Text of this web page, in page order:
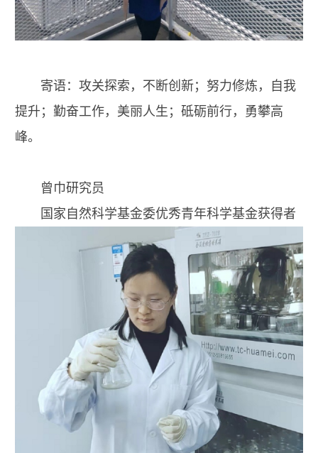
寄语：攻关探索，不断创新；努力修炼，自我
提升；勤奋工作，美丽人生；砥砺前行，勇攀高
峰。
曾巾研究员
国家自然科学基金委优秀青年科学基金获得者